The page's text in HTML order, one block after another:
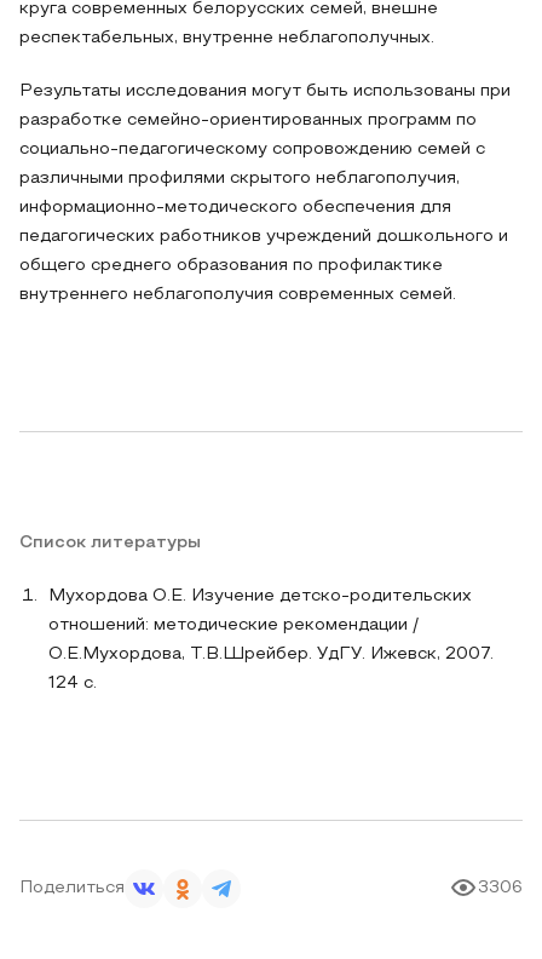
круга современных белорусских семей, внешне
респектабельных, внутренне неблагополучных.
Результаты исследования могут быть использованы при
разработке семейно-ориентированных программ по
социально-педагогическому сопровождению семей с
различными профилями скрытого неблагополучия,
информационно-методического обеспечения для
педагогических работников учреждений дошкольного и
общего среднего образования по профилактике
внутреннего неблагополучия современных семей.
Список литературы
Мухордова О.Е. Изучение детско-родительских
отношений: методические рекомендации /
О.Е.Мухордова, Т.В.Шрейбер. УдГУ. Ижевск, 2007.
124 с.
Поделиться 3306